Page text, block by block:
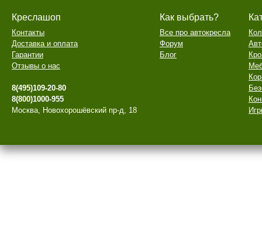
Креслашоп
Контакты
Доставка и оплата
Гарантии
Отзывы о нас
8(495)109-20-80
8(800)1000-955
Москва, Новохорошёвский пр-д, 18
Как выбрать?
Все про автокресла
Форум
Блог